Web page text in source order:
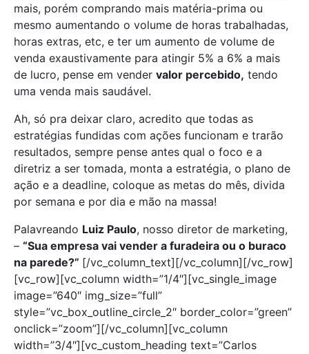
mais, porém comprando mais matéria-prima ou
mesmo aumentando o volume de horas trabalhadas,
horas extras, etc, e ter um aumento de volume de
venda exaustivamente para atingir 5% a 6% a mais
de lucro, pense em vender valor percebido, tendo
uma venda mais saudável.
Ah, só pra deixar claro, acredito que todas as
estratégias fundidas com ações funcionam e trarão
resultados, sempre pense antes qual o foco e a
diretriz a ser tomada, monta a estratégia, o plano de
ação e a deadline, coloque as metas do mês, divida
por semana e por dia e mão na massa!
Palavreando Luiz Paulo, nosso diretor de marketing,
– “Sua empresa vai vender a furadeira ou o buraco
na parede?” [/vc_column_text][/vc_column][/vc_row]
[vc_row][vc_column width=”1/4″][vc_single_image
image=”640″ img_size=”full”
style=”vc_box_outline_circle_2″ border_color=”green”
onclick=”zoom”][/vc_column][vc_column
width=”3/4″][vc_custom_heading text=”Carlos